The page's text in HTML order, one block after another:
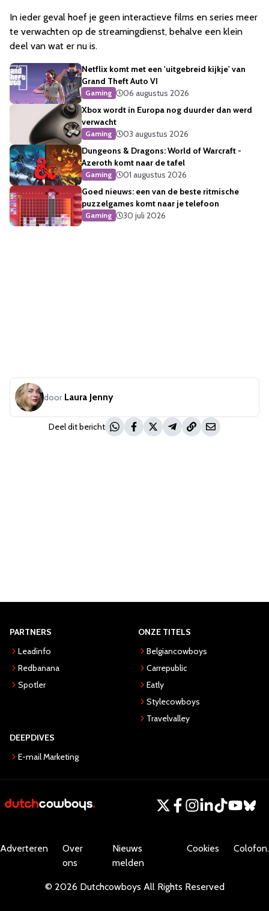
In ieder geval hoef je geen interactieve films en series meer
te verwachten op de streamingdienst, behalve een klein
deel van wat er nu is.
Netflix komt met een 'uitgebreid kijkje' van
Grand Theft Auto VI
Gaming
06 augustus 2026
Xbox wordt in Europa nog duurder dan werd
verwacht
Gaming
03 augustus 2026
Dungeons & Dragons: World of Warcraft -
Azeroth komt naar de tafel
Gaming
01 augustus 2026
Goed nieuws: een van de beste ritmische
puzzelgames komt naar je telefoon
Gaming 30 juli 2026
door Laura Jenny
Deel dit bericht
PARTNERS
Leadinfo
Redbanana
Spotler
ONZE TITELS
Belgiancowboys
Carrepublic
Eatly
Stylecowboys
Travelvalley
DEEPDIVES
E-mail Marketing
Adverteren
Over
ons
Nieuws
melden
Cookies Colofon.
© 2026 Dutchcowboys All Rights Reserved